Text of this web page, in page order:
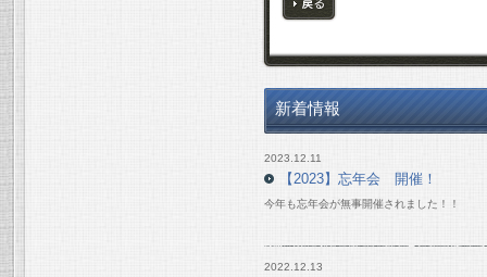
新着情報
2023.12.11
【2023】忘年会 開催！
今年も忘年会が無事開催されました！！
2022.12.13